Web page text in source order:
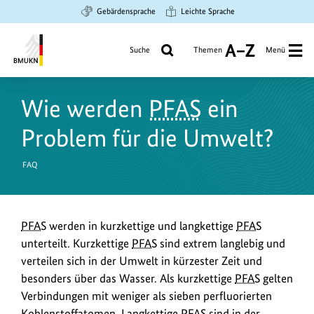
Hauptinhalt
springen
Suche
springen
Hauptnavigation
springen
Gebärdensprache Leichte Sprache
Umwelt,
Naturschutz
Suche Themen
A
Z
Menü
Wie werden PFAS ein
Problem für die Umwelt?
FAQ
PFAS werden in kurzkettige und langkettige PFAS
unterteilt. Kurzkettige PFAS sind extrem langlebig und
verteilen sich in der Umwelt in kürzester Zeit und
besonders über das Wasser. Als kurzkettige PFAS gelten
Verbindungen mit weniger als sieben perfluorierten